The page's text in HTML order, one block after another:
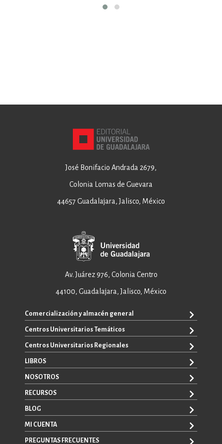
José Bonifacio Andrada 2679,
Colonia Lomas de Guevara
44657 Guadalajara, Jalisco, México
Av. Juárez 976, Colonia Centro
44100, Guadalajara, Jalisco, México
Comercialización y almacén general
ventas@editorial.udg.mx
WhatsApp: +52 33 1433 6869
Centros Universitarios Temáticos
CUAAD
CUCEA
CUCBA
CUCEI
CUCSH
Centros Universitarios Regionales
CUAAD
CUCBA
CUCOSTA
CUCHAPALA
CUCSH
LIBROS
TODOS LOS LIBROS
E-BOOKS
CATÁLOGOS
NOSOTROS
SOBRE NOSOTROS
CONTACTO
RECURSOS
PROMOCIONALES
CONVOCATORIAS
BLOG
LA VENTANA ROJA
MI CUENTA
PREGUNTAS FRECUENTES